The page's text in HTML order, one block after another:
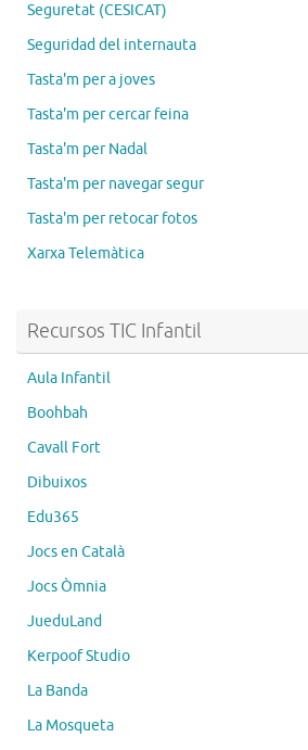
Seguretat (CESICAT)
Seguridad del internauta
Tasta'm per a joves
Tasta'm per cercar feina
Tasta'm per Nadal
Tasta'm per navegar segur
Tasta'm per retocar fotos
Xarxa Telemàtica
Recursos TIC Infantil
Aula Infantil
Boohbah
Cavall Fort
Dibuixos
Edu365
Jocs en Català
Jocs Òmnia
JueduLand
Kerpoof Studio
La Banda
La Mosqueta